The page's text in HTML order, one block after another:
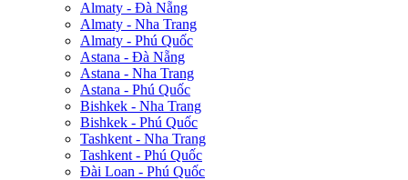
Almaty - Đà Nẵng
Almaty - Nha Trang
Almaty - Phú Quốc
Astana - Đà Nẵng
Astana - Nha Trang
Astana - Phú Quốc
Bishkek - Nha Trang
Bishkek - Phú Quốc
Tashkent - Nha Trang
Tashkent - Phú Quốc
Đài Loan - Phú Quốc